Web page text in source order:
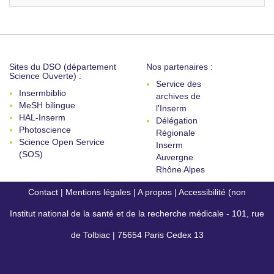
Sites du DSO (département
Science Ouverte) :
Insermbiblio
MeSH bilingue
HAL-Inserm
Photoscience
Science Open Service
(SOS)
Nos partenaires :
Service des
archives de
l'Inserm
Délégation
Régionale
Inserm
Auvergne
Rhône Alpes
Contact | Mentions légales | A propos | Accessibilité (non
conforme)
Institut national de la santé et de la recherche médicale - 101, rue
de Tolbiac | 75654 Paris Cedex 13